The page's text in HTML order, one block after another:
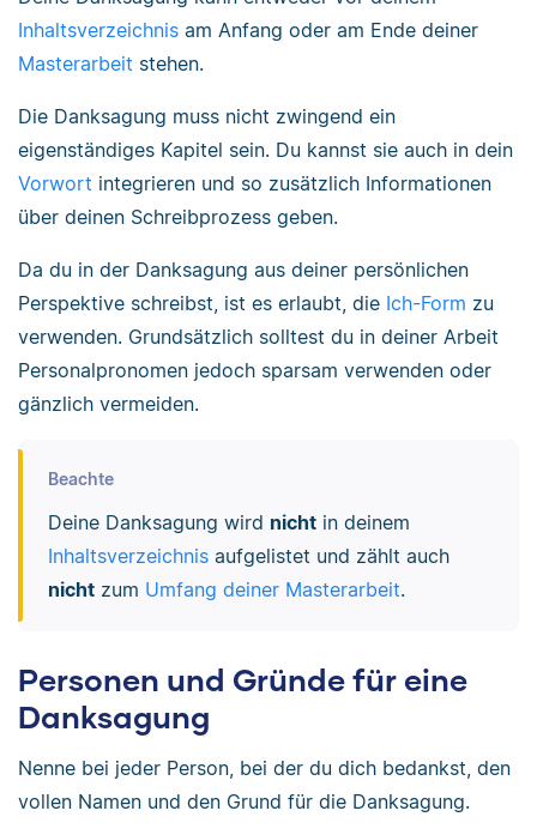
Inhaltsverzeichnis am Anfang oder am Ende deiner
Masterarbeit stehen.
Die Danksagung muss nicht zwingend ein
eigenständiges Kapitel sein. Du kannst sie auch in dein
Vorwort integrieren und so zusätzlich Informationen
über deinen Schreibprozess geben.
Da du in der Danksagung aus deiner persönlichen
Perspektive schreibst, ist es erlaubt, die Ich-Form zu
verwenden. Grundsätzlich solltest du in deiner Arbeit
Personalpronomen jedoch sparsam verwenden oder
gänzlich vermeiden.
Beachte
Deine Danksagung wird nichtin deinem
Inhaltsverzeichnisaufgelistet und zählt auch
nichtzum Umfang deiner Masterarbeit.
Personen und Gründe für eine
Danksagung
Nenne bei jeder Person, bei der du dich bedankst, den
vollen Namen und den Grund für die Danksagung.